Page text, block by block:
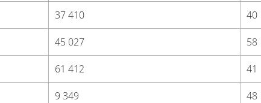
37 410 40
45 027 58
61 412 41
9 349 48